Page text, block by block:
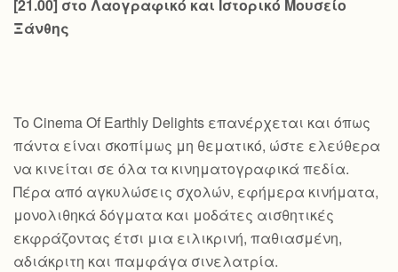
[21.00] στο Λαογραφικό και Ιστορικό Μουσείο
Ξάνθης
To Cinema Of Earthly Delights επανέρχεται και όπως
πάντα είναι σκοπίμως μη θεματικό, ώστε ελεύθερα
να κινείται σε όλα τα κινηματογραφικά πεδία.
Πέρα από αγκυλώσεις σχολών, εφήμερα κινήματα,
μονολιθηκά δόγματα και μοδάτες αισθητικές
εκφράζοντας έτσι μια ειλικρινή, παθιασμένη,
αδιάκριτη και παμφάγα σινελατρία.